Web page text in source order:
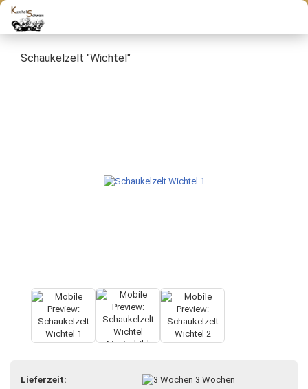
Schaukelzelt "Wichtel"
Lieferzeit: 3 Wochen